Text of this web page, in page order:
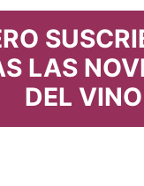
LAS
DEL